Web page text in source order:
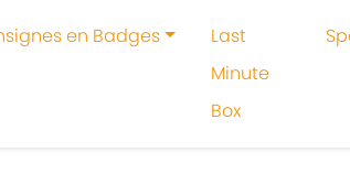
en Badges
Last
Minute
Box
Buitenleven